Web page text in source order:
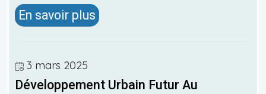
En savoir plus
3 mars 2025
Développement Urbain Futur Au